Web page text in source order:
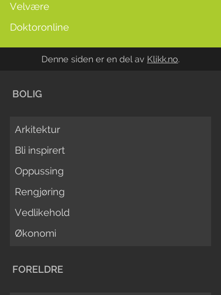
Velvære
Doktoronline
Denne siden er en del av Klikk.no.
BOLIG
Arkitektur
Bli inspirert
Oppussing
Rengjøring
Vedlikehold
Økonomi
FORELDRE